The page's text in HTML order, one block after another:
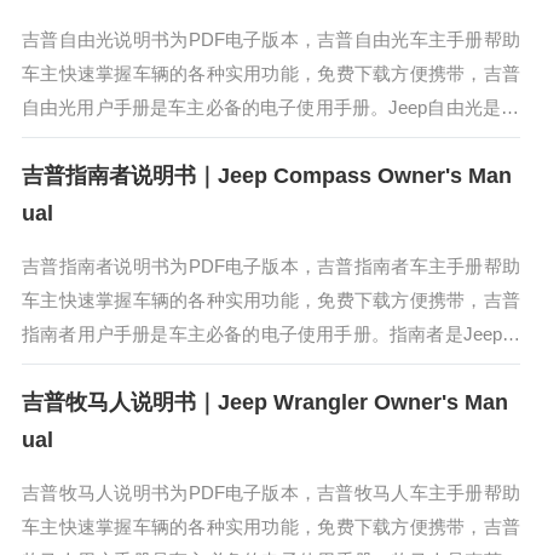
吉普自由光说明书为PDF电子版本，吉普自由光车主手册帮助
车主快速掌握车辆的各种实用功能，免费下载方便携带，吉普
自由光用户手册是车主必备的电子使用手册。Jeep自由光是Je
ep旗下一款中型SUV车型。Jeep自由光采用全新空气动力学外
观，搭配...
吉普指南者说明书｜Jeep Compass Owner's Man
ual
吉普指南者说明书为PDF电子版本，吉普指南者车主手册帮助
车主快速掌握车辆的各种实用功能，免费下载方便携带，吉普
指南者用户手册是车主必备的电子使用手册。指南者是Jeep专
为年轻一族所精心打造的紧凑型SUV，Jeep指南者在中国以外
市场叫Jee...
吉普牧马人说明书｜Jeep Wrangler Owner's Man
ual
吉普牧马人说明书为PDF电子版本，吉普牧马人车主手册帮助
车主快速掌握车辆的各种实用功能，免费下载方便携带，吉普